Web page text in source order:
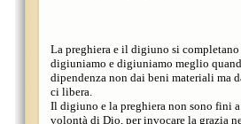
La preghiera e il digiuno si
digiuniamo e digiuniamo meglio
dipendenza non dai beni materiali ma
ci libera.
Il digiuno e la preghiera non sono fini a
volontà di Dio, per invocare la grazia